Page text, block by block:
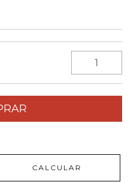
CALCULAR